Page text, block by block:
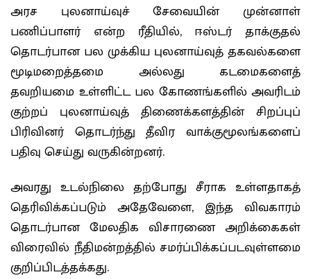
அரச புலனாய்வுச் சேவையின் முன்னாள்
பணிப்பாளர் என்ற ரீதியில், ஈஸ்டர் தாக்குதல்
தொடர்பான பல முக்கிய புலனாய்வுத் தகவல்களை
மூடிமறைத்தமை அல்லது கடமைகளைத்
தவறியமை உள்ளிட்ட பல கோணங்களில் அவரிடம்
குற்றப் புலனாய்வுத் திணைக்களத்தின் சிறப்புப்
பிரிவினர் தொடர்ந்து தீவிர வாக்குமூலங்களைப்
பதிவு செய்து வருகின்றனர்.
அவரது உடல்நிலை தற்போது சீராக உள்ளதாகத்
தெரிவிக்கப்படும் அதேவேளை, இந்த விவகாரம்
தொடர்பான மேலதிக விசாரணை அறிக்கைகள்
விரைவில் நீதிமன்றத்தில் சமர்ப்பிக்கப்படவுள்ளமை
குறிப்பிடத்தக்கது.